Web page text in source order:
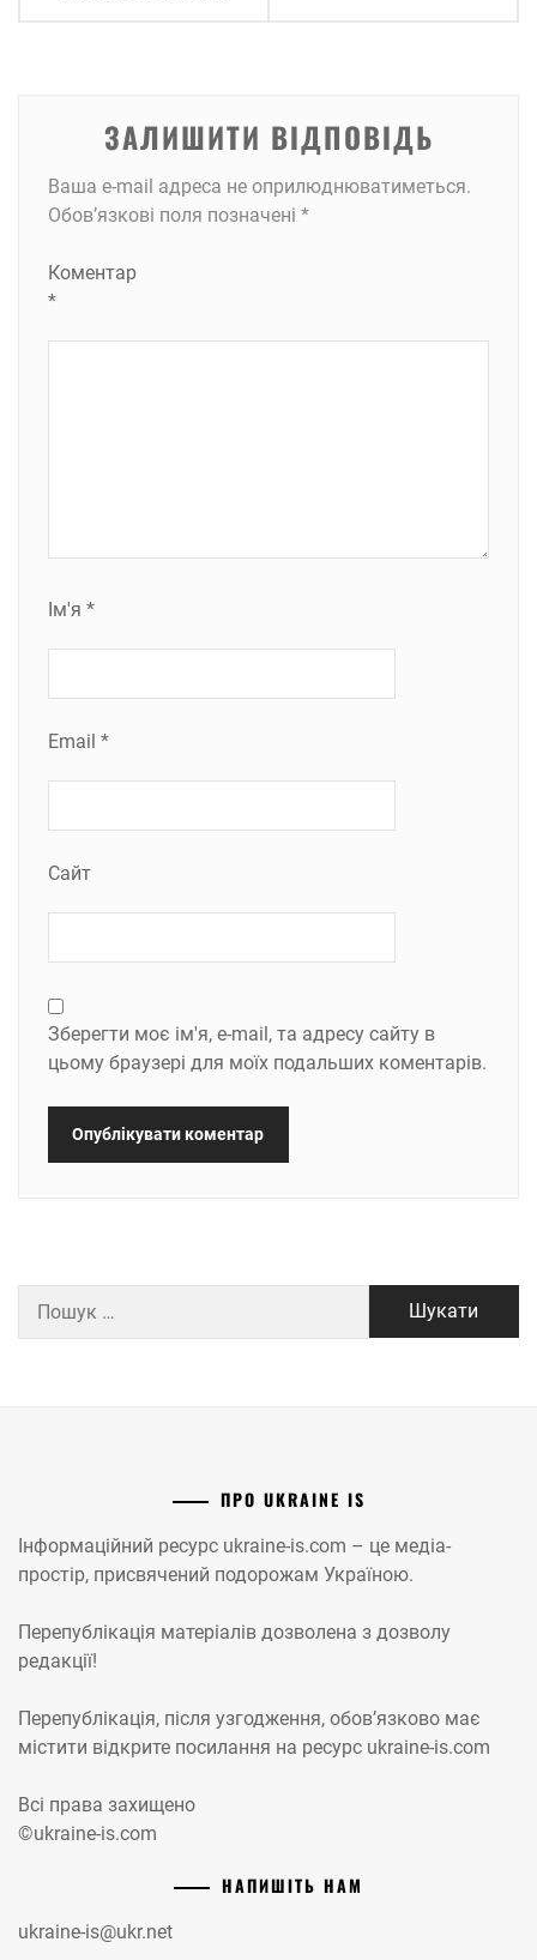
ЗАЛИШИТИ ВІДПОВІДЬ
Ваша e-mail адреса не оприлюднюватиметься.
Обов’язкові поля позначені *
Коментар
*
Ім'я *
Email *
Сайт
Зберегти моє ім'я, e-mail, та адресу сайту в
цьому браузері для моїх подальших коментарів.
ПРО UKRAINE IS
Інформаційний ресурс ukraine-is.com – це медіа-
простір, присвячений подорожам Україною.
Перепублікація матеріалів дозволена з дозволу
редакції!
Перепублікація, після узгодження, обов’язково має
містити відкрите посилання на ресурс ukraine-is.com
Всі права захищено
©ukraine-is.com
НАПИШІТЬ НАМ
ukraine-is@ukr.net